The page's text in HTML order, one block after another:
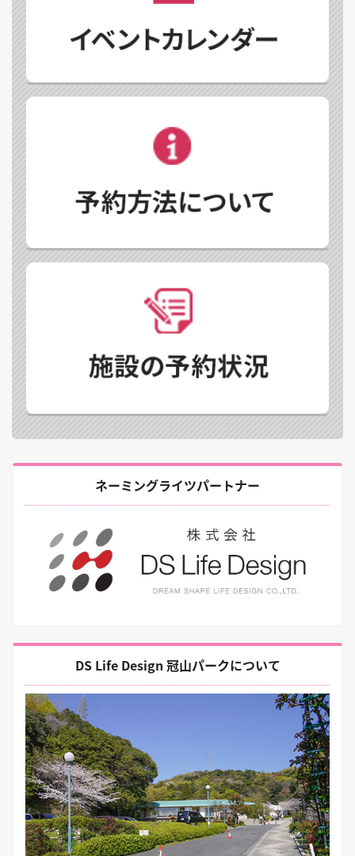
ネーミングライツパートナー
DS Life Design 冠山パークについて